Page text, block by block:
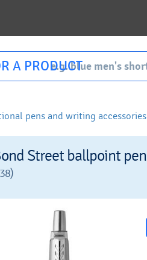
A PRODUCT
pens and writing accessories
Street ballpoint pen